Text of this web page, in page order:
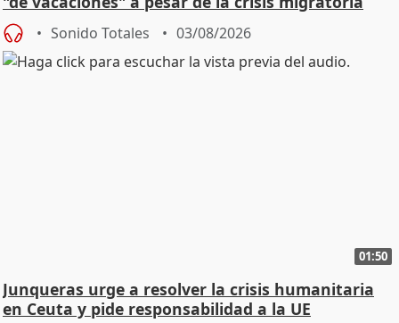
Sonido Totales 03/08/2026
01:50
Junqueras urge a resolver la crisis humanitaria
en Ceuta y pide responsabilidad a la UE